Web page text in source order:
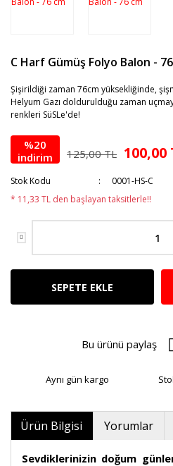
C Harf Gümüş Folyo Balon -
Şişirildiği zaman 76cm yüksekliğinde,
Helyum Gazı doldurulduğu zaman
renkleri SüSLe'de!
%20
indirim
125,00 TL 100,00
Stok Kodu
0001-HS-C
* 11,33 TL den başlayan taksitlerle!!
SEPETE EKLE
Bu ürünü paylaş
Aynı gün kargo
Ürün Bilgisi Yorumlar
Sevdiklerinizin doğum